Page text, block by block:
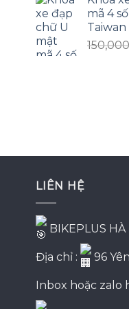
mã 4
Taiwan
150,000
LIÊN HỆ
BIKEPLUS HÀ
Địa chỉ : 96
Inbox hoặc zalo